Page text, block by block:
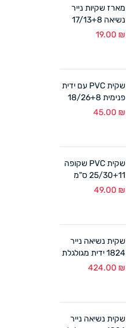
מארז שקיות נייר
נשיאה 17/13+8
ס"מ ידית מגולגלת
19.00 ₪
שקית PVC עם ידית
פנימית 18/26+8
ס"מ (10 במארז)45.00 ₪
שקית PVC שקופה
25/30+11 ס"מ
49.00 ₪
שקית נשיאה נייר
1824 ידית מגולגלת
טבעי (300 יח')424.00 ₪
שקית נשיאה נייר